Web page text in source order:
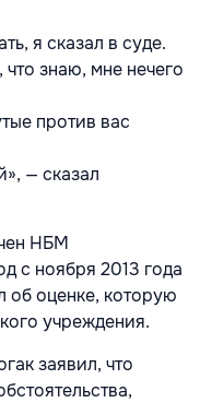
я сказал в суде.
знаю, мне нечего
против вас
— сказал
НБМ
с ноября 2013 года
об оценке, которую
учреждения.
заявил, что